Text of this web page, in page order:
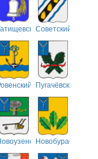
Советский
Пугачёвский
Новобурасский